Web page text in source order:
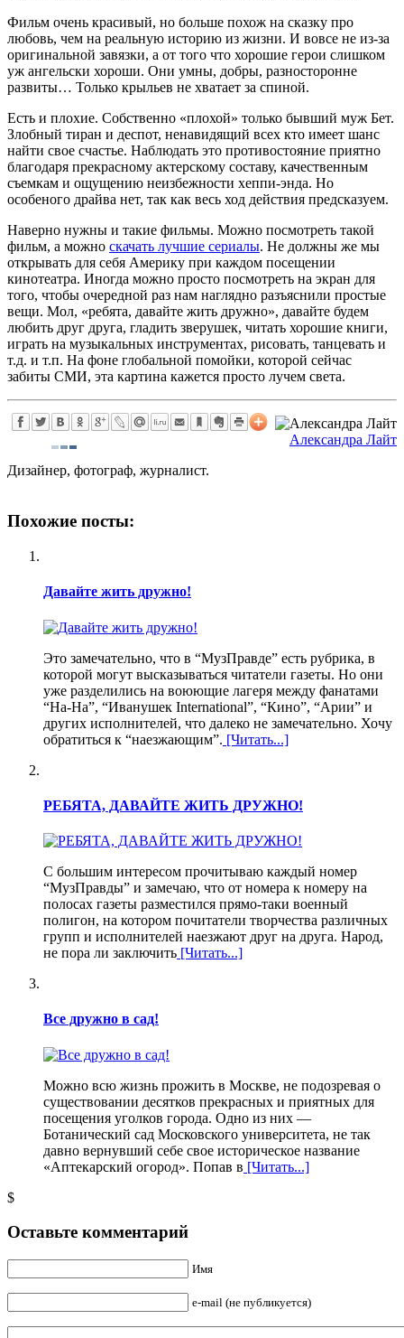
Фильм очень красивый, но больше похож на сказку про
любовь, чем на реальную историю из жизни. И вовсе не из-за
оригинальной завязки, а от того что хорошие герои слишком
уж ангельски хороши. Они умны, добры, разносторонне
развиты… Только крыльев не хватает за спиной.
Есть и плохие. Собственно «плохой» только бывший муж Бет.
Злобный тиран и деспот, ненавидящий всех кто имеет шанс
найти свое счастье. Наблюдать это противостояние приятно
благодаря прекрасному актерскому составу, качественным
съемкам и ощущению неизбежности хеппи-энда. Но
особеного драйва нет, так как весь ход действия предсказуем.
Наверно нужны и такие фильмы. Можно посмотреть такой
фильм, а можно скачать лучшие сериалы. Не должны же мы
открывать для себя Америку при каждом посещении
кинотеатра. Иногда можно просто посмотреть на экран для
того, чтобы очередной раз нам наглядно разъяснили простые
вещи. Мол, «ребята, давайте жить дружно», давайте будем
любить друг друга, гладить зверушек, читать хорошие книги,
играть на музыкальных инструментах, рисовать, танцевать и
т.д. и т.п. На фоне глобальной помойки, которой сейчас
забиты СМИ, эта картина кажется просто лучем света.
Александра Лайт
Дизайнер, фотограф, журналист.
Похожие посты:
Давайте жить дружно!
Это замечательно, что в “МузПравде” есть рубрика, в
которой могут высказываться читатели газеты. Но они
уже разделились на воюющие лагеря между фанатами
“На-На”, “Иванушек International”, “Кино”, “Арии” и
других исполнителей, что далеко не замечательно. Хочу
обратиться к “наезжающим”. [Читать...]
РЕБЯТА, ДАВАЙТЕ ЖИТЬ ДРУЖНО!
С большим интересом прочитываю каждый номер
“МузПравды” и замечаю, что от номера к номеру на
полосах газеты разместился прямо-таки военный
полигон, на котором почитатели творчества различных
групп и исполнителей наезжают друг на друга. Народ,
не пора ли заключить [Читать...]
Все дружно в сад!
Можно всю жизнь прожить в Москве, не подозревая о
существовании десятков прекрасных и приятных для
посещения уголков города. Одно из них —
Ботанический сад Московского университета, не так
давно вернувший себе свое историческое название
«Аптекарский огород». Попав в [Читать...]
$
Оставьте комментарий
Имя
e-mail (не публикуется)